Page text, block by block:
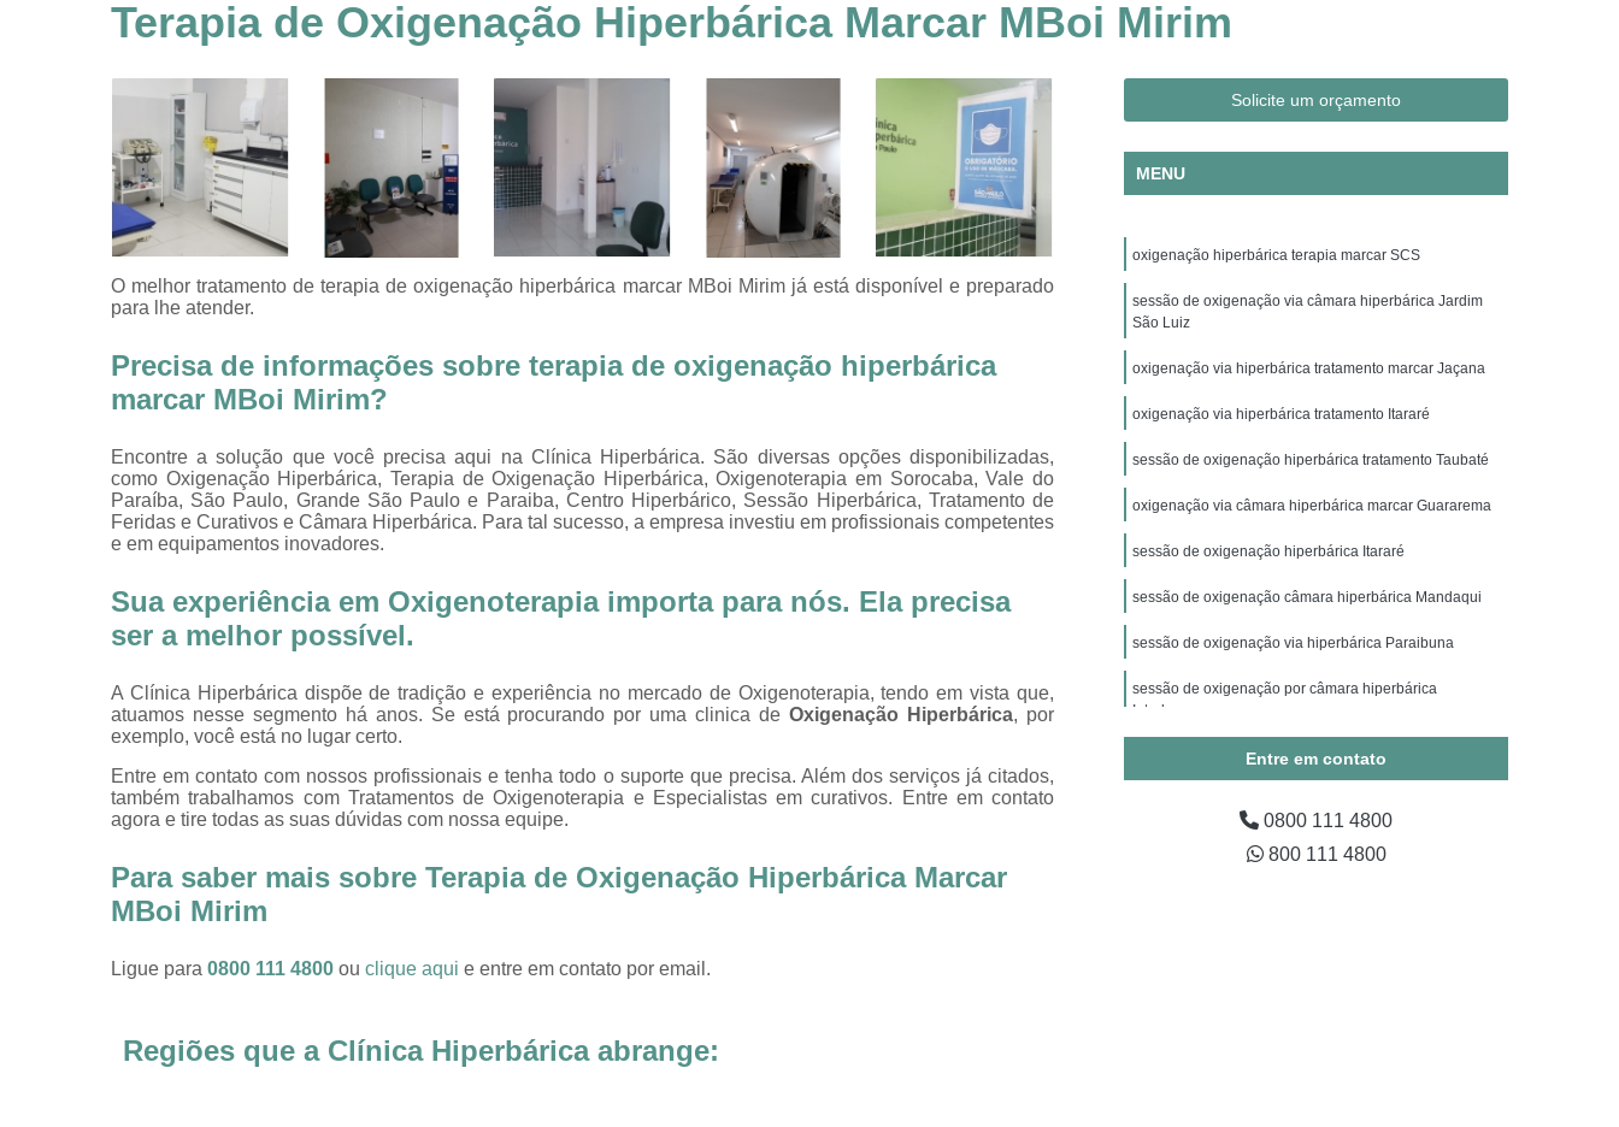
feridas
Tratamentos
Tratamentos por
hiperbárica
Tratamentos por
oxigenoterapia
Clínica Hiperbárica em João Pessoa
Clínica Hiperbárica em São Paulo
Clínica Oxigenoterapia Hiperbárica
Clínica para Hiperbárica
Oxigenação Hiperbárica
Oxigenação Hiperbárica Clínica
Oxigenação Hiperbárica em Campina Grande
Oxigenação Hiperbárica em João Pessoa
Oxigenação Hiperbárica em São Paulo
Oxigenação Hiperbárica em Sorocaba
Oxigenação Hiperbárica Terapia
Oxigenação Hiperbárica Tratamento
Oxigenação Via Hiperbárica
Terapia de Oxigenação Hiperbárica
Oxigenoterapia em João Pessoa
Oxigenoterapia em São Paulo
Oxigenoterapia para Cicatrização
Oxigenoterapia para Tratamento de Diabéticos
Oxigenoterapia para Tratamento de Feridas
Oxigenoterapia Tratamento de Diabéticos
Oxigenoterapia Tratamento de Feridas
Hiperbárica Oxigenoterapia
Oxigenoterapia Hiperbárica
Oxigenoterapia Hiperbárica em Campina Grande
Oxigenoterapia Hiperbárica em São Paulo
Oxigenoterapia Hiperbárica em Taubaté
Oxigenoterapia Hiperbárica Ferida
Oxigenoterapia Hiperbárica Fratura
Oxigenoterapia Hiperbárica para Tratamento de Feridas
Oxigenoterapia Hiperbárica Tratamento de Feridas
Sessão Câmara Hiperbárica
Sessão de Câmara Hiperbárica
Sessão de Hiperbárica
Terapia de Oxigenação Hiperbárica Marcar MBoi Mirim
O melhor tratamento de terapia de oxigenação hiperbárica marcar MBoi Mirim já está disponível e preparado
para lhe atender.
Precisa de informações sobre terapia de oxigenação hiperbárica
marcar MBoi Mirim?
Encontre a solução que você precisa aqui na Clínica Hiperbárica. São diversas opções disponibilizadas,
como Oxigenação Hiperbárica, Terapia de Oxigenação Hiperbárica, Oxigenoterapia em Sorocaba, Vale do
Paraíba, São Paulo, Grande São Paulo e Paraiba, Centro Hiperbárico, Sessão Hiperbárica, Tratamento de
Feridas e Curativos e Câmara Hiperbárica. Para tal sucesso, a empresa investiu em profissionais competentes
e em equipamentos inovadores.
Sua experiência em Oxigenoterapia importa para nós. Ela precisa
ser a melhor possível.
A Clínica Hiperbárica dispõe de tradição e experiência no mercado de Oxigenoterapia, tendo em vista que,
atuamos nesse segmento há anos. Se está procurando por uma clinica deOxigenação Hiperbárica, por
exemplo, você está no lugar certo.
Entre em contato com nossos profissionais e tenha todo o suporte que precisa. Além dos serviços já citados,
também trabalhamos com Tratamentos de Oxigenoterapia e Especialistas em curativos. Entre em contato
agora e tire todas as suas dúvidas com nossa equipe.
Para saber mais sobre Terapia de Oxigenação Hiperbárica Marcar
MBoi Mirim
Ligue para 0800 111 4800 ou clique aqui e entre em contato por email.
Solicite um orçamento
MENU
oxigenação hiperbárica terapia marcar SCS
sessão de oxigenação via câmara hiperbárica Jardim
São Luiz
oxigenação via hiperbárica tratamento marcar Jaçana
oxigenação via hiperbárica tratamento Itararé
sessão de oxigenação hiperbárica tratamento Taubaté
oxigenação via câmara hiperbárica marcar Guararema
sessão de oxigenação hiperbárica Itararé
sessão de oxigenação câmara hiperbárica Mandaqui
sessão de oxigenação via hiperbárica Paraibuna
sessão de oxigenação por câmara hiperbárica
Interlagos
Entre em contato
0800 111 4800
800 111 4800
Regiões que a Clínica Hiperbárica abrange: